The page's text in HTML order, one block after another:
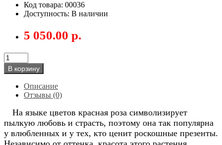
Код товара: 00036
Доступность: В наличии
5 050.00 р.
В корзину
Описание
Отзывы (0)
На языке цветов красная роза символизирует
пылкую любовь и страсть, поэтому она так популярна
у влюбленных и у тех, кто ценит роскошные презенты.